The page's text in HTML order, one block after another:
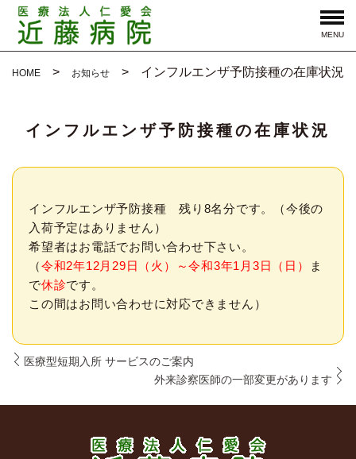
MENU
HOME お知らせ インフルエンザ予防接種の在庫状況
インフルエンザ予防接種の在庫状況
インフルエンザ予防接種 残り8名分です。（今後の
入荷予定はありません）
希望者はお電話でお問い合わせ下さい。
（令和2年12月29日（火）～令和3年1月3日（日）
ま
で休診です。
この間はお問い合わせに対応できません）
医療型短期入所 サービスのご案内
外来診察医師の一部変更があります